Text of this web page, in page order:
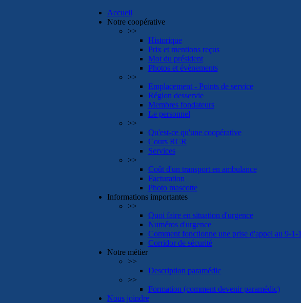
Accueil
Notre coopérative
>>
Historique
Prix et mentions reçus
Mot du président
Photos et évènements
>>
Emplacement - Points de service
Région desservie
Membres fondateurs
Le personnel
>>
Qu'est-ce qu'une coopérative
Cours RCR
Services
>>
Coût d'un transport en ambulance
Facturation
Photo mascotte
Informations importantes
>>
Quoi faire en situation d'urgence
Numéros d'urgence
Comment fonctionne une prise d'appel au 9-1-1
Corridor de sécurité
Notre métier
>>
Description paramédic
>>
Formation (comment devenir paramédic)
Nous joindre